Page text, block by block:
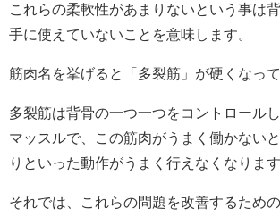
これらの柔軟性があまりないという事は
手に使えていないことを意味します。
筋肉名を挙げると「多裂筋」が硬くなっ
多裂筋は背骨の一つ一つをコントロール
マッスルで、この筋肉がうまく働かない
りといった動作がうまく行えなくなります
それでは、これらの問題を改善するため